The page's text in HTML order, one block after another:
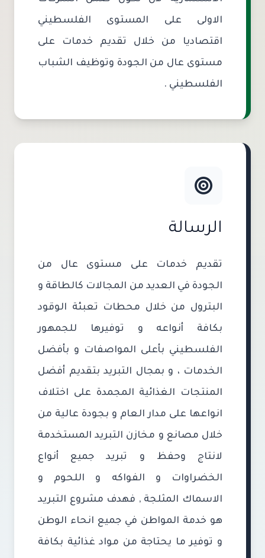
الاولى على المستوى الفلسطيني
اقتصاديا من خلال تقديم خدمات على
مستوى عال من الجودة وتوظيف الشباب
الفلسطيني .
الرسالة
تقديم خدمات على مستوى عال من
الجودة في العديد من المجالات كالطاقة و
البترول من خلال محطات تعبئة الوقود
بكافة أنواعه و توفيرها للجمهور
الفلسطيني بأعلى المواصفات و بأفضل
الخدمات ، و بمجال التبريد بتقديم أفضل
المنتجات الغذائية المجمدة على اختلاف
انواعها على مدار العام و بجودة عالية من
خلال مصانع و مخازن التبريد المستخدمة
لانتاج وحفظ و تبريد جميع أنواع
الخضراوات و الفواكه و اللحوم و
الاسماك المثلجة , فهدف مشروع التبريد
هو خدمة المواطن في جميع انحاء الوطن
و توفير ما يحتاجة من مواد غذائية بكافة